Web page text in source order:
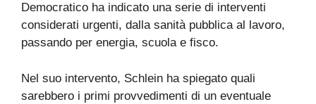
Democratico ha indicato una serie di interventi
considerati urgenti, dalla sanità pubblica al lavoro,
passando per energia, scuola e fisco.
Nel suo intervento, Schlein ha spiegato quali
sarebbero i primi provvedimenti di un eventuale